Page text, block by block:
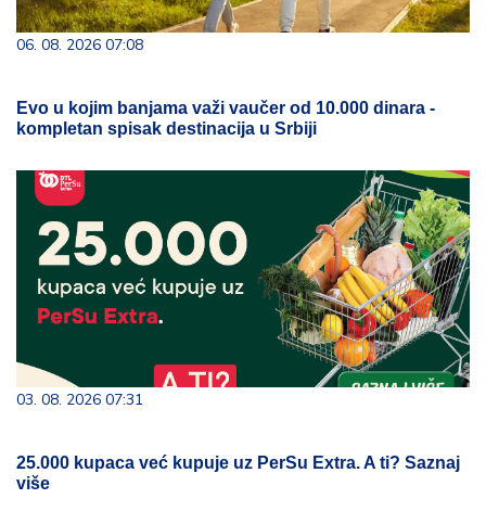
06. 08. 2026 07:08
Evo u kojim banjama važi vaučer od 10.000 dinara -
kompletan spisak destinacija u Srbiji
03. 08. 2026 07:31
25.000 kupaca već kupuje uz PerSu Extra. A ti? Saznaj
više